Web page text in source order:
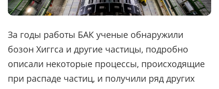
За годы работы БАК ученые обнаружили
бозон Хиггса и другие частицы, подробно
описали некоторые процессы, происходящие
при распаде частиц, и получили ряд других